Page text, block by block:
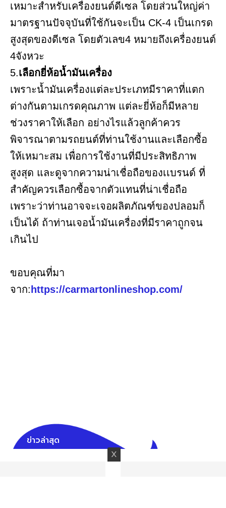
เหมาะสำหรับเครื่องยนต์ดีเซล โดยส่วนใหญ่ค่า
มาตรฐานปัจจุบันที่ใช้กันจะเป็น CK-4 เป็นเกรด
สูงสุดของดีเซล โดยตัวเลข4 หมายถึงเครื่องยนต์
4จังหวะ
5.เลือกยี่ห้อน้ำมันเครื่อง
เพราะน้ำมันเครื่องแต่ละประเภทมีราคาที่แตก
ต่างกันตามเกรดคุณภาพ แต่ละยี่ห้อก็มีหลาย
ช่วงราคาให้เลือก อย่างไรแล้วลูกค้าควร
พิจารณาตามรถยนต์ที่ท่านใช้งานและเลือกซื้อ
ให้เหมาะสม เพื่อการใช้งานที่มีประสิทธิภาพ
สูงสุด และดูจากความน่าเชื่อถือของเเบรนด์ ที่
สำคัญควรเลือกซื้อจากตัวแทนที่น่าเชื่อถือ
เพราะว่าท่านอาจจะเจอผลิตภัณฑ์ของปลอมก็
เป็นได้ ถ้าท่านเจอน้ำมันเครื่องที่มีราคาถูกจน
เกินไป
ขอบคุณที่มา
จาก: https://carmartonlineshop.com/
ข่าวล่าสุด